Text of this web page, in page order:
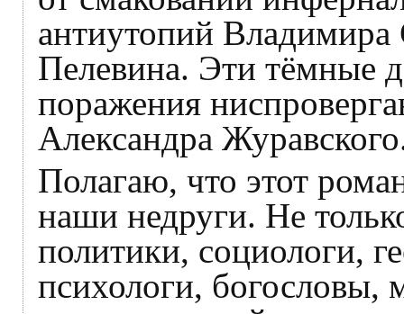
антиутопий
Пелевина. Эти тёмные
поражения
Александра
Полагаю, что этот
наши недруги. Не
политики, социологи,
психологи, богословы,